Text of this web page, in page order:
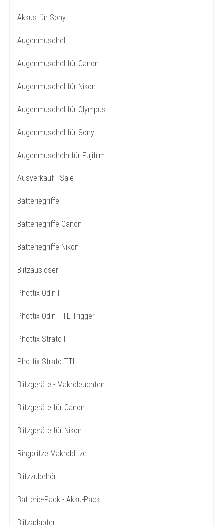
Akkus für Sony
Augenmuschel
Augenmuschel für Canon
Augenmuschel für Nikon
Augenmuschel für Olympus
Augenmuschel für Sony
Augenmuscheln für Fujifilm
Ausverkauf - Sale
Batteriegriffe
Batteriegriffe Canon
Batteriegriffe Nikon
Blitzauslöser
Phottix Odin II
Phottix Odin TTL Trigger
Phottix Strato II
Phottix Strato TTL
Blitzgeräte - Makroleuchten
Blitzgeräte für Canon
Blitzgeräte für Nikon
Ringblitze Makroblitze
Blitzzubehör
Batterie-Pack - Akku-Pack
Blitzadapter